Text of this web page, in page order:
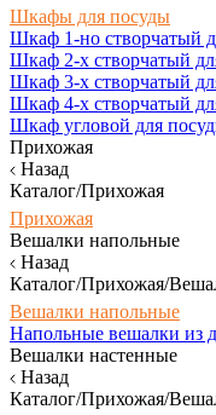
Шкафы для посуды
Шкаф 1-но створчатый
Шкаф 2-х створчатый
Шкаф 3-х створчатый
Шкаф 4-х створчатый
Шкаф угловой для
Прихожая
Назад
Каталог/Прихожая
Прихожая
Вешалки напольные
Назад
Каталог/Прихожая/
Вешалки напольные
Напольные вешалки из
Вешалки настенные
Назад
Каталог/Прихожая/